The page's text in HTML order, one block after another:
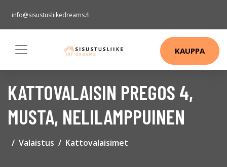
info@sisustusliikedreams.fi
KAUPPA
KATTOVALAISIN PREGOS 4,
MUSTA, NELILAMPPUINEN
Valaistus Kattovalaisimet